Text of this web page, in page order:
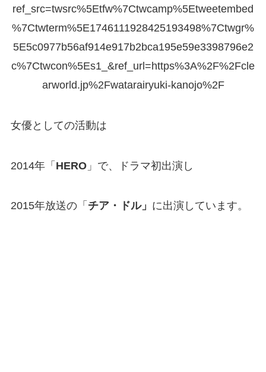
ref_src=twsrc%5Etfw%7Ctwcamp%5Etweetembed
%7Ctwterm%5E1746111928425193498%7Ctwgr%
5E5c0977b56af914e917b2bca195e59e3398796e2
c%7Ctwcon%5Es1_&ref_url=https%3A%2F%2Fcle
arworld.jp%2Fwatarairyuki-kanojo%2F
女優としての活動は
2014年「 HERO」で、ドラマ初出演し
2015年放送の「 チア・ドル」 に出演しています。